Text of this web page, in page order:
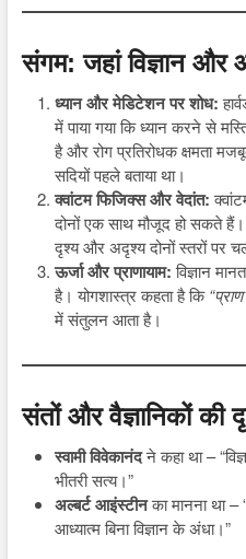
संगम: जहां विज्ञान और
ध्यान और मेडिटेशन पर शोध:
में पाया गया कि ध्यान करने से
है और रोग प्रतिरोधक क्षमता
सदियों पहले बताया था।
क्वांटम फिजिक्स और वेदांत:
दोनों एक साथ मौजूद हो सकते
दृश्य और अदृश्य दोनों स्तरों पर
ऊर्जा और प्राणायाम:विज्ञान
है। योगशास्त्र कहता है कि
में संतुलन आता है।
संतों और वैज्ञानिकों की
स्वामी विवेकानंदने कहा था –
भीतरी सत्य।”
अल्बर्ट आइंस्टीनका मानना था –
आध्यात्म बिना विज्ञान के अंधा।”